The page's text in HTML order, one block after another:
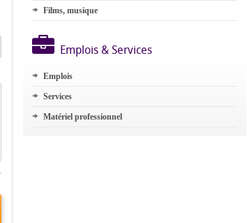
Films, musique
Emplois & Services
Emplois
Services
Matériel professionnel